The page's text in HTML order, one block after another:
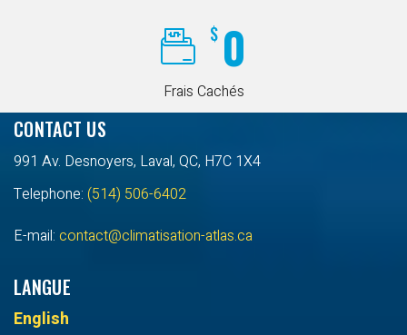
$ 0
Frais Cachés
CONTACT US
991 Av. Desnoyers, Laval, QC, H7C 1X4
Telephone: (514) 506-6402
E-mail: contact@climatisation-atlas.ca
LANGUE
English